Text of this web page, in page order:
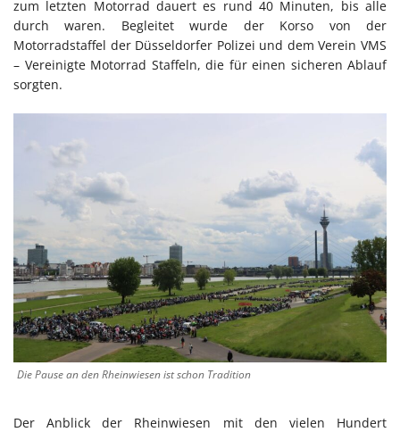
zum letzten Motorrad dauert es rund 40 Minuten, bis alle
durch waren. Begleitet wurde der Korso von der
Motorradstaffel der Düsseldorfer Polizei und dem Verein VMS
– Vereinigte Motorrad Staffeln, die für einen sicheren Ablauf
sorgten.
Die Pause an den Rheinwiesen ist schon Tradition
Der Anblick der Rheinwiesen mit den vielen Hundert